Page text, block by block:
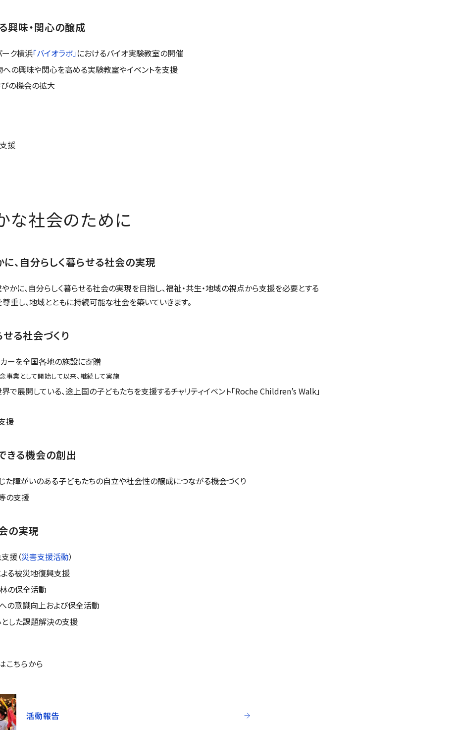
興味・関心の醸成
ーク横浜「バイオラボ」におけるバイオ実験教室の開催
への興味や関心を高める実験教室やイベントを支援
びの機会の拡大
援
な社会のために
、自分らしく暮らせる社会の実現
かに、自分らしく暮らせる社会の実現を目指し、福祉・共生・地域の視点から支援を必要とする
重し、地域とともに持続可能な社会を築いていきます。
る社会づくり
ーを全国各地の施設に寄贈
業として開始して以来、継続して実施
で展開している、途上国の子どもたちを支援するチャリティイベント「Roche Children’s Walk」
援
きる機会の創出
た障がいのある子どもたちの自立や社会性の醸成につながる機会づくり
の支援
の実現
援（災害支援活動）
る被災地復興支援
の保全活動
の意識向上および保全活動
した課題解決の支援
こちらから
活動報告